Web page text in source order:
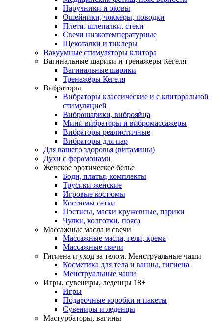
Наручники и оковы
Ошейники, чоккеры, поводки
Плети, шлепалки, стеки
Свечи низкотемпературные
Щекоталки и тиклеры
Вакуумные стимуляторы клитора
Вагинальные шарики и тренажёры Кегеля
Вагинальные шарики
Тренажёры Кегеля
Вибраторы
Вибраторы классические и с клиторальной
стимуляцией
Виброшарики, виброяйца
Мини вибраторы и вибромассажеры
Вибраторы реалистичные
Вибраторы для пар
Для вашего здоровья (витамины)
Духи с феромонами
Женское эротическое белье
Боди, платья, комплекты
Трусики женские
Игровые костюмы
Костюмы сетки
Пэстисы, маски кружевные, парики
Чулки, колготки, пояса
Массажные масла и свечи
Массажные масла, гели, крема
Массажные свечи
Гигиена и уход за телом. Менструальные чаши
Косметика для тела и ванны, гигиена
Менструальные чаши
Игры, сувениры, леденцы 18+
Игры
Подарочные коробки и пакеты
Сувениры и леденцы
Мастурбаторы, вагины